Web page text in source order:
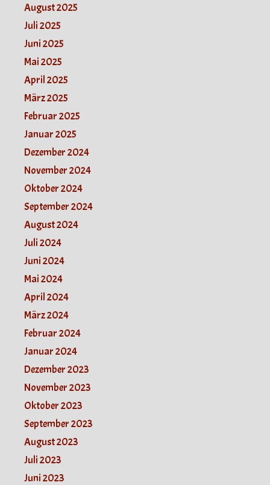
August 2025
Juli 2025
Juni 2025
Mai 2025
April 2025
März 2025
Februar 2025
Januar 2025
Dezember 2024
November 2024
Oktober 2024
September 2024
August 2024
Juli 2024
Juni 2024
Mai 2024
April 2024
März 2024
Februar 2024
Januar 2024
Dezember 2023
November 2023
Oktober 2023
September 2023
August 2023
Juli 2023
Juni 2023